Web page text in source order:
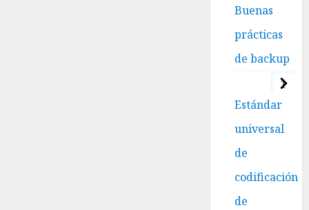
Buenas
prácticas
de backup
1
Estándar
universal
de
codificación
de